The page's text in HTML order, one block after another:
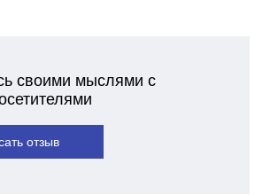
своими мыслями с
отзыв